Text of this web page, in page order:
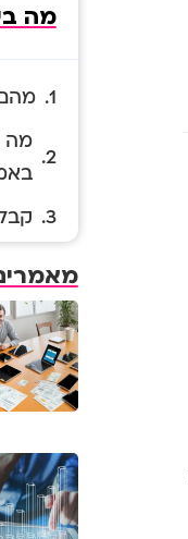
מה
מה